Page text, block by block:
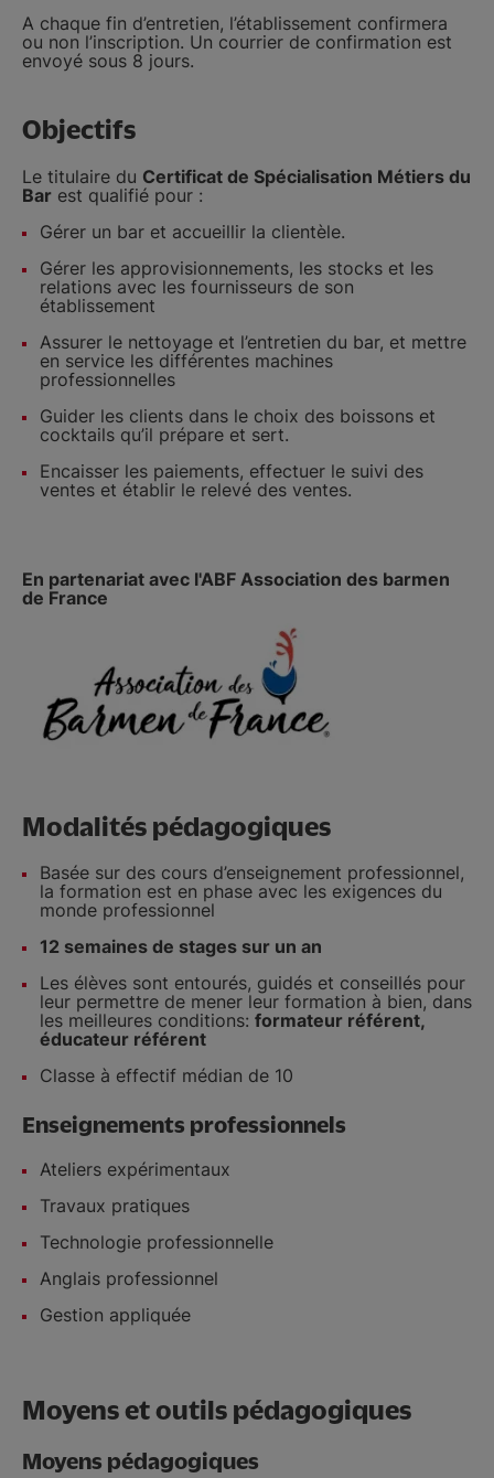
A chaque fin d’entretien, l’établissement confirmera
ou non l’inscription. Un courrier de confirmation est
envoyé sous 8 jours.
Objectifs
Le titulaire du Certificat de Spécialisation Métiers du
Bar est qualifié pour :
Gérer un bar et accueillir la clientèle.
Gérer les approvisionnements, les stocks et les
relations avec les fournisseurs de son
établissement
Assurer le nettoyage et l’entretien du bar, et mettre
en service les différentes machines
professionnelles
Guider les clients dans le choix des boissons et
cocktails qu’il prépare et sert.
Encaisser les paiements, effectuer le suivi des
ventes et établir le relevé des ventes.
En partenariat avec l'ABF Association des barmen
de France
Modalités pédagogiques
Basée sur des cours d’enseignement professionnel,
la formation est en phase avec les exigences du
monde professionnel
12 semaines de stages sur un an
Les élèves sont entourés, guidés et conseillés pour
leur permettre de mener leur formation à bien, dans
les meilleures conditions: formateur référent,
éducateur référent
Classe à effectif médian de 10
Enseignements professionnels
Ateliers expérimentaux
Travaux pratiques
Technologie professionnelle
Anglais professionnel
Gestion appliquée
Moyens et outils pédagogiques
Moyens pédagogiques